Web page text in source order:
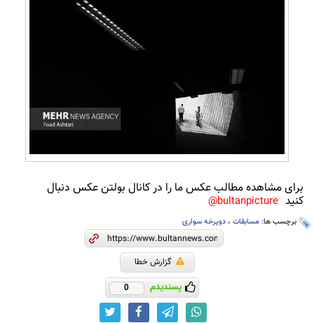
برای مشاهده مطالب عکس ما را در کانال بولتن عکس دنبال
کنید bultanpicture@
برچسب ها: مسابقات ، دوپرخه سواری
گزارش خطا
پسندیدم 0